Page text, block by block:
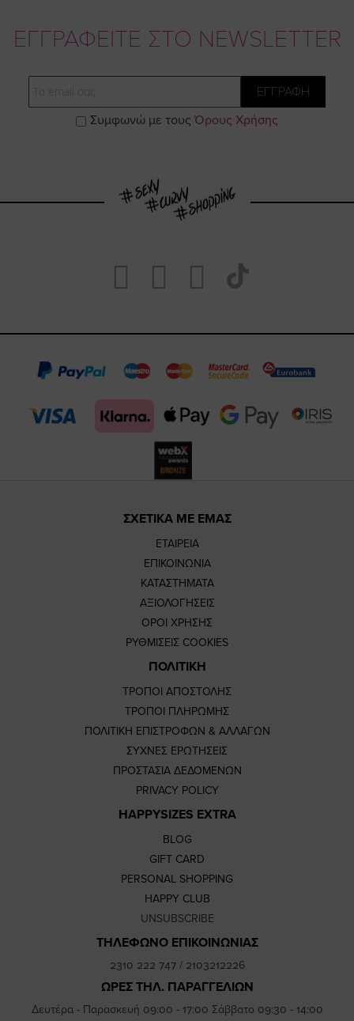
ΕΓΓΡΑΦΕΙΤΕ ΣΤΟ NEWSLETTER
ΕΓΓΡΑΦΗ
Συμφωνώ με τους Όρους Χρήσης
Visit
https://
page
Visit
https://
page
Visit
https://
page
our
TikTok
page
ΣΧΕΤΙΚΑ ΜΕ ΕΜΑΣ
ΕΤΑΙΡΕΙΑ
ΕΠΙΚΟΙΝΩΝΙΑ
ΚΑΤΑΣΤΗΜΑΤΑ
ΑΞΙΟΛΟΓΗΣΕΙΣ
ΟΡΟΙ ΧΡΗΣΗΣ
ΡΥΘΜΙΣΕΙΣ COOKIES
ΠΟΛΙΤΙΚΗ
ΤΡΟΠΟΙ ΑΠΟΣΤΟΛΗΣ
ΤΡΟΠΟΙ ΠΛΗΡΩΜΗΣ
ΠΟΛΙΤΙΚΗ ΕΠΙΣΤΡΟΦΩΝ & ΑΛΛΑΓΩΝ
ΣΥΧΝΕΣ ΕΡΩΤΗΣΕΙΣ
ΠΡΟΣΤΑΣΙΑ ΔΕΔΟΜΕΝΩΝ
PRIVACY POLICY
HAPPYSIZES EXTRA
BLOG
GIFT CARD
PERSONAL SHOPPING
HAPPY CLUB
UNSUBSCRIBE
ΤΗΛΕΦΩΝΟ ΕΠΙΚΟΙΝΩΝΙΑΣ
2310 222 747/ 2103212226
ΩΡΕΣ ΤΗΛ. ΠΑΡΑΓΓΕΛΙΩΝ
Δευτέρα - Παρασκευή 09:00 - 17:00 Σάββατο 09:30 - 14:00